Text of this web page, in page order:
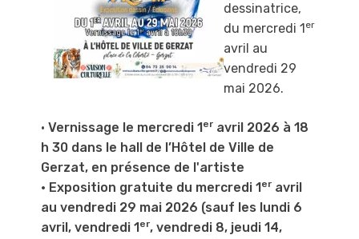
dessinatrice,
du mercredi 1er
avril au
vendredi 29
mai 2026.
• Vernissage le mercredi 1er avril 2026 à 18
h 30 dans le hall de l’Hôtel de Ville de
Gerzat, en présence de l'artiste
• Exposition gratuite du mercredi 1er avril
au vendredi 29 mai 2026 (sauf les lundi 6
avril, vendredi 1er, vendredi 8, jeudi 14,